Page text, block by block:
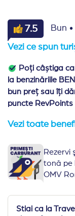
7.5 Bun ·
Vezi ce spun
Poți câștiga
la benzinăriile
bun preț sau îți
puncte
Vezi toate
Rezervi
tonă pe
OMV
Stiai ca la